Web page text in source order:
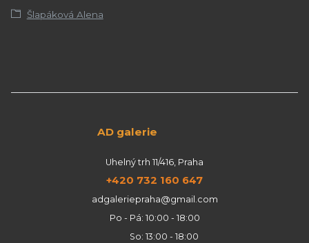
Šlapáková Alena
AD galerie
Uhelný trh 11/416, Praha
+420 732 160 647
adgaleriepraha@gmail.com
Po - Pá: 10:00 - 18:00
So: 13:00 - 18:00